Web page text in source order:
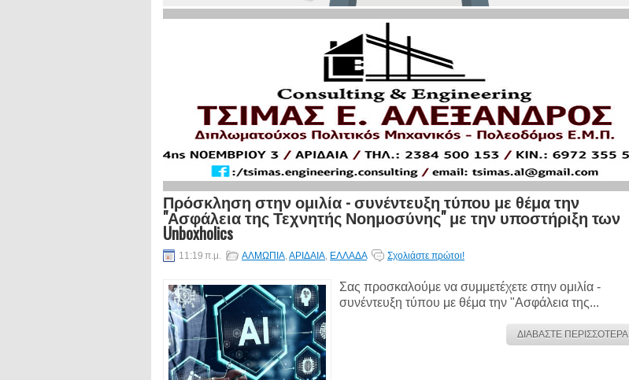
Πρόσκληση στην ομιλία - συνέντευξη τύπου με θέμα την
"Ασφάλεια της Τεχνητής Νοημοσύνης" με την υποστήριξη των
Unboxholics
11:19 π.μ. ΑΛΜΩΠΙΑ,ΑΡΙΔΑΙΑ, ΕΛΛΑΔΑ Σχολιάστε πρώτοι!
Σας προσκαλούμε να συμμετέχετε στην ομιλία -
συνέντευξη τύπου με θέμα την "Ασφάλεια της...
ΔΙΑΒΑΣΤΕ ΠΕΡΙΣΣΟΤΕΡΑ